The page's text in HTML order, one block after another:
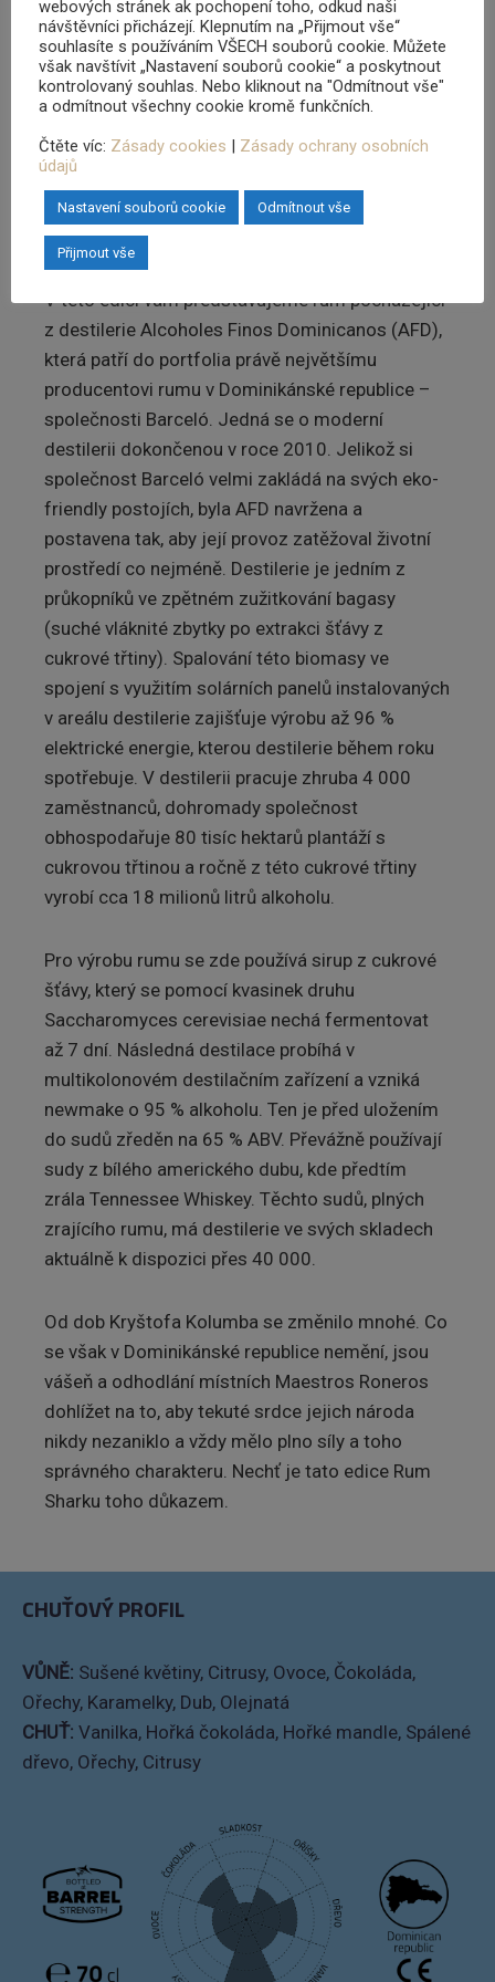
jež započala svou činnost v roce 1852 a i dnes
patří ke třem nejvýznamnějším producentům
rumu v zemi. Dalšími dvěma největšími
producenty jsou společnost Brugal založená v
roce 1888 a společnost Barceló, jejíž vznik se
datuje do roku 1930. Právě Barceló, největší ze
všech tří, se pohybuje na předních příčkách v
celosvětovém žebříčku výroby rumů.
V této edici vám představujeme rum pocházející
z destilerie Alcoholes Finos Dominicanos (AFD),
která patří do portfolia právě největšímu
producentovi rumu v Dominikánské republice –
společnosti Barceló. Jedná se o moderní
destilerii dokončenou v roce 2010. Jelikož si
společnost Barceló velmi zakládá na svých eko-
friendly postojích, byla AFD navržena a
postavena tak, aby její provoz zatěžoval životní
prostředí co nejméně. Destilerie je jedním z
průkopníků ve zpětném zužitkování bagasy
(suché vláknité zbytky po extrakci šťávy z
cukrové třtiny). Spalování této biomasy ve
spojení s využitím solárních panelů instalovaných
v areálu destilerie zajišťuje výrobu až 96 %
elektrické energie, kterou destilerie během roku
spotřebuje. V destilerii pracuje zhruba 4 000
zaměstnanců, dohromady společnost
obhospodařuje 80 tisíc hektarů plantáží s
cukrovou třtinou a ročně z této cukrové třtiny
vyrobí cca 18 milionů litrů alkoholu.
Pro výrobu rumu se zde používá sirup z cukrové
šťávy, který se pomocí kvasinek druhu
Saccharomyces cerevisiae nechá fermentovat
až 7 dní. Následná destilace probíhá v
multikolonovém destilačním zařízení a vzniká
newmake o 95 % alkoholu. Ten je před uložením
do sudů zředěn na 65 % ABV. Převážně používají
sudy z bílého amerického dubu, kde předtím
zrála Tennessee Whiskey. Těchto sudů, plných
zrajícího rumu, má destilerie ve svých skladech
aktuálně k dispozici přes 40 000.
Od dob Kryštofa Kolumba se změnilo mnohé. Co
se však v Dominikánské republice nemění, jsou
vášeň a odhodlání místních Maestros Roneros
dohlížet na to, aby tekuté srdce jejich národa
nikdy nezaniklo a vždy mělo plno síly a toho
správného charakteru. Nechť je tato edice Rum
Sharku toho důkazem.
CHUŤOVÝ PROFIL
VŮNĚ: Sušené květiny, Citrusy, Ovoce, Čokoláda,
Ořechy, Karamelky, Dub, Olejnatá
CHUŤ: Vanilka, Hořká čokoláda, Hořké mandle, Spálené
dřevo, Ořechy, Citrusy
webových stránek ak pochopení toho, odkud naši
návštěvníci přicházejí. Klepnutím na „Přijmout vše“
souhlasíte s používáním VŠECH souborů cookie. Můžete
však navštívit „Nastavení souborů cookie“ a poskytnout
kontrolovaný souhlas. Nebo kliknout na "Odmítnout vše"
a odmítnout všechny cookie kromě funkčních.
Čtěte víc: Zásady cookies | Zásady ochrany osobních
údajů
Nastavení souborů cookie Odmítnout vše
Přijmout vše